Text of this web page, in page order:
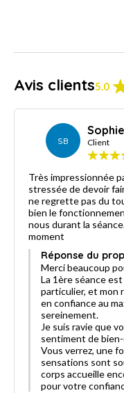
Avis clients5.0
SB Client
Très impressionnée
stressée de devoir
ne regrette pas du
bien le
nous durant la séance. Merci beaucoup pour ce
moment
Réponse du
Merci beaucoup
La 1ère séance
particulier, et mon
en confiance au
sereinement.
Je suis ravie que
sentiment de
Vous verrez, une
sensations sont
corps accueille
pour votre